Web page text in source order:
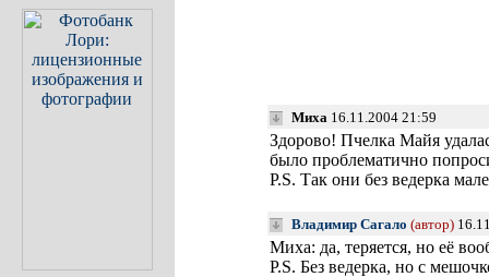
Миха 16.11.2004 21:59
Здорово! Пчелка Майя
было проблематично
P.S. Так они без ведерка
Владимир Сагало (автор)
Миха: да, теряется, но её
P.S. Без ведерка, но с